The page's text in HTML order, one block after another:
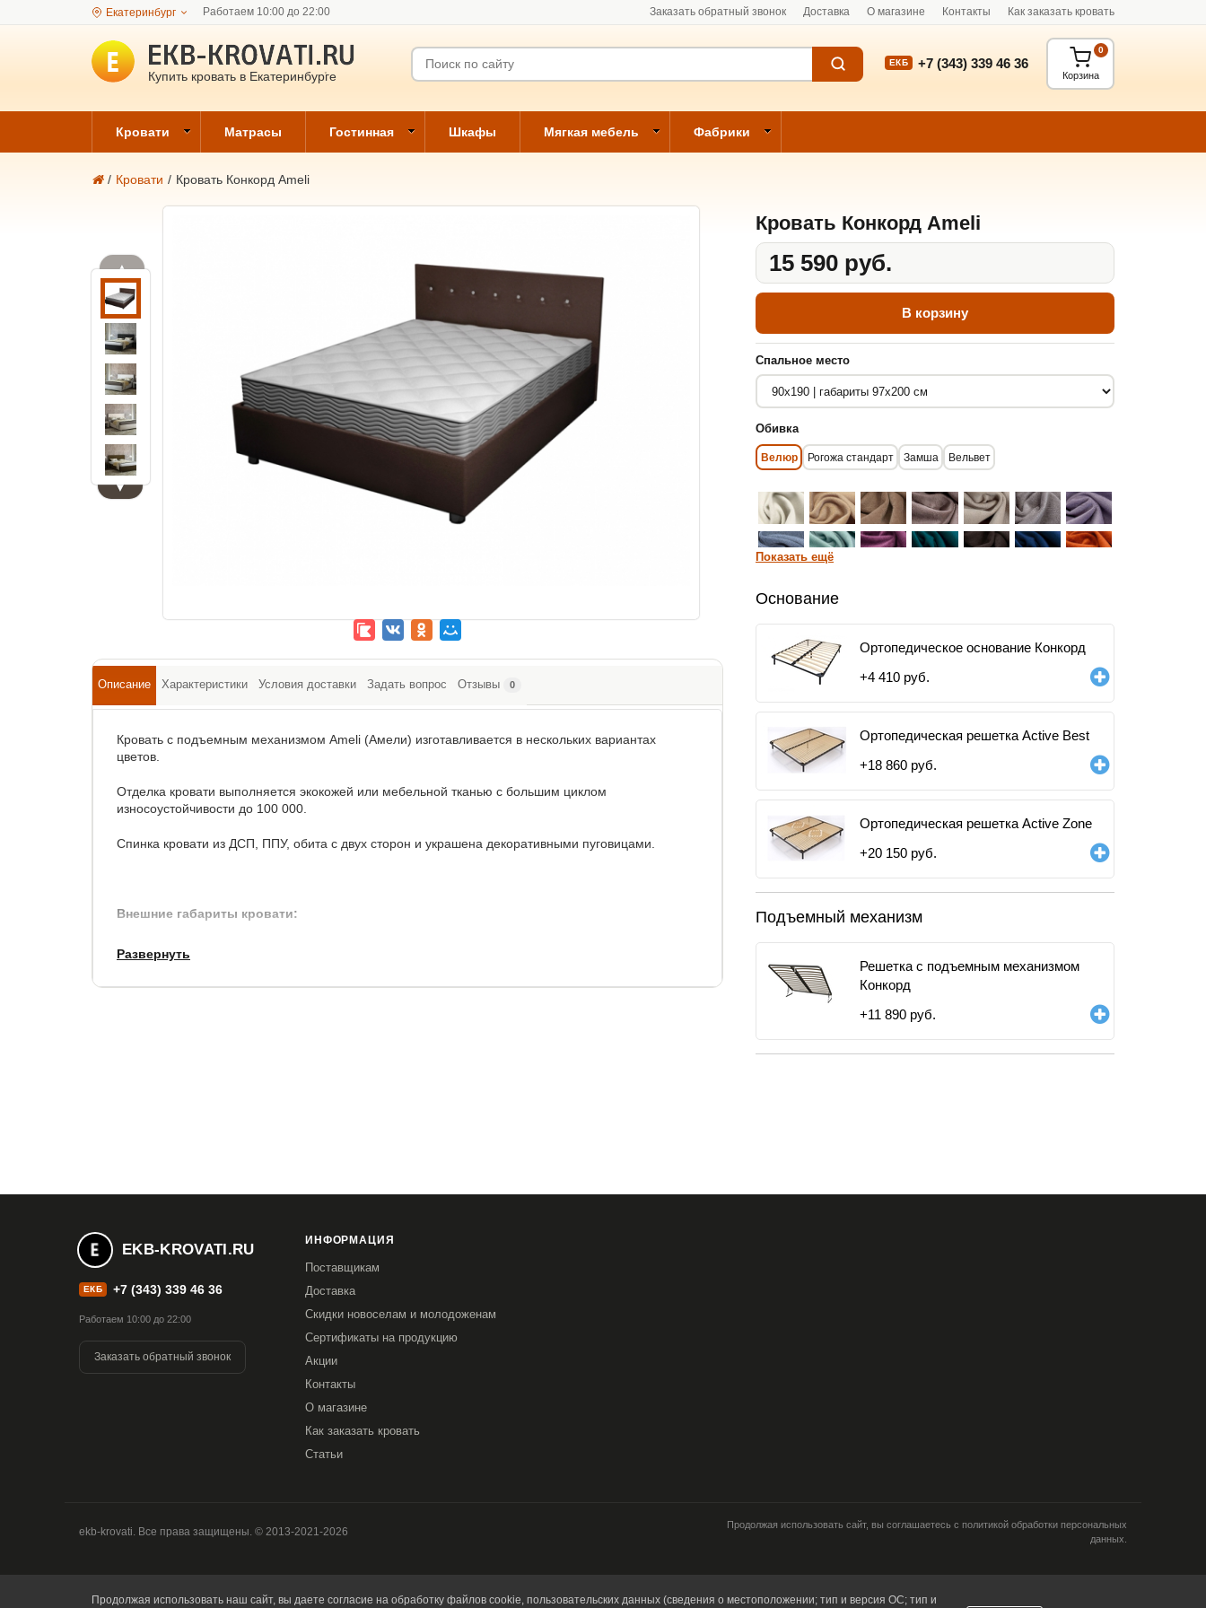
Екатеринбург Работаем 10:00 до 22:00 Заказать обратный звонок Доставка О магазине Контакты Как заказать кровать
Купить кровать в Екатеринбурге
ЕКБ +7 (343) 339 46 36
Корзина
0
Кровати Матрасы Гостинная Шкафы Мягкая мебель Фабрики
/ Кровати / Кровать Конкорд Ameli
▲
▼
Кровать Конкорд Ameli
15 590 руб.
В корзину
Спальное место
Обивка
Велюр Рогожа стандарт Замша Вельвет
Показать ещё
Основание
Ортопедичеcкое основание Конкорд
+4 410 руб.
Ортопедическая решетка Active Best
+18 860 руб.
Ортопедическая решетка Active Zone
+20 150 руб.
Подъемный механизм
Решетка с подъемным механизмом
Конкорд
+11 890 руб.
Описание Характеристики Условия доставки Задать вопрос Отзывы 0
Кровать с подъемным механизмом Ameli (Амели) изготавливается в нескольких вариантах
цветов.
Отделка кровати выполняется экокожей или мебельной тканью с большим циклом
износоустойчивости до 100 000.
Спинка кровати из ДСП, ППУ, обита с двух сторон и украшена декоративными пуговицами.
Внешние габариты кровати:
Развернуть
EKB-KROVATI.RU
ЕКБ +7 (343) 339 46 36
Работаем 10:00 до 22:00
Заказать обратный звонок
ИНФОРМАЦИЯ
Поставщикам
Доставка
Скидки новоселам и молодоженам
Сертификаты на продукцию
Акции
Контакты
О магазине
Как заказать кровать
Статьи
ekb-krovati. Все права защищены. © 2013-2021-2026
Продолжая использовать сайт, вы соглашаетесь с политикой обработки персональных
данных.
Продолжая использовать наш сайт, вы даете согласие на обработку файлов cookie, пользовательских данных (сведения о местоположении; тип и версия ОС; тип и